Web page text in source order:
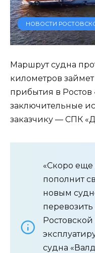
НОВОСТИ
Маршрут судна
километров
прибытия в
заключительные
заказчику — СПК
«Скоро
пополнит
новым
судна